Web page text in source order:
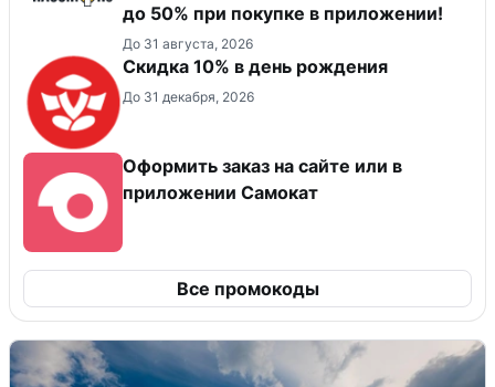
до 50% при покупке в приложении!
До 31 августа, 2026
Скидка 10% в день рождения
До 31 декабря, 2026
Оформить заказ на сайте или в
приложении Самокат
Все промокоды